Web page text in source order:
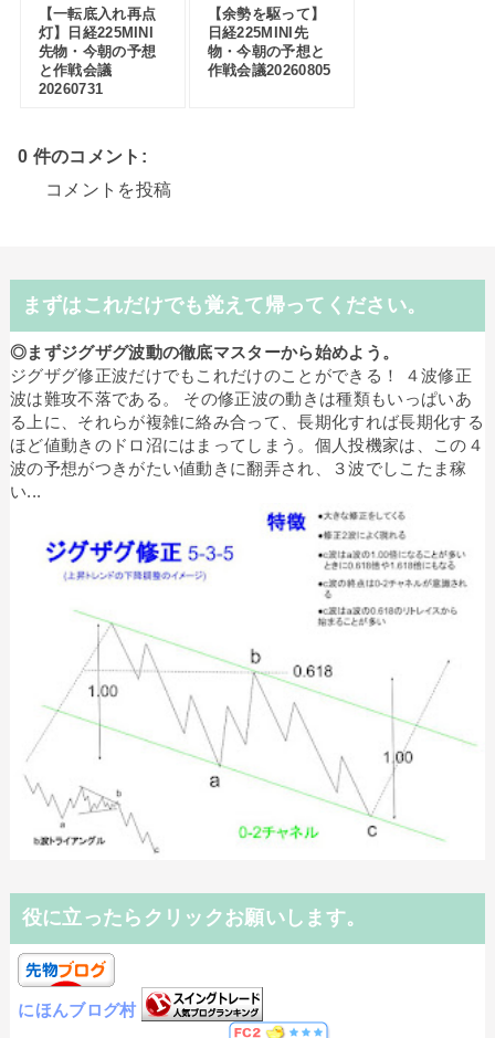
【一転底入れ再点
灯】日経225MINI
先物・今朝の予想
と作戦会議
20260731
【余勢を駆って】
日経225MINI先
物・今朝の予想と
作戦会議20260805
0 件のコメント:
コメントを投稿
まずはこれだけでも覚えて帰ってください。
◎まずジグザグ波動の徹底マスターから始めよう。
ジグザグ修正波だけでもこれだけのことができる！ ４波修正
波は難攻不落である。 その修正波の動きは種類もいっぱいあ
る上に、それらが複雑に絡み合って、長期化すれば長期化する
ほど値動きのドロ沼にはまってしまう。個人投機家は、この４
波の予想がつきがたい値動きに翻弄され、３波でしこたま稼
い...
役に立ったらクリックお願いします。
にほんブログ村